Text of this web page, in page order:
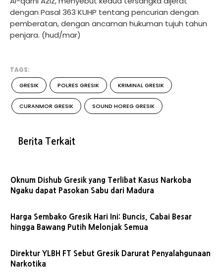
dengan Pasal 363 KUHP tentang pencurian dengan
pemberatan, dengan ancaman hukuman tujuh tahun
penjara. (hud/mar)
TAGS:
GRESIK POLRES GRESIK KRIMINAL GRESIK
CURANMOR GRESIK SOUND HOREG GRESIK
Berita Terkait
Oknum Dishub Gresik yang Terlibat Kasus Narkoba
Ngaku dapat Pasokan Sabu dari Madura
Harga Sembako Gresik Hari Ini: Buncis, Cabai Besar
hingga Bawang Putih Melonjak Semua
Direktur YLBH FT Sebut Gresik Darurat Penyalahgunaan
Narkotika